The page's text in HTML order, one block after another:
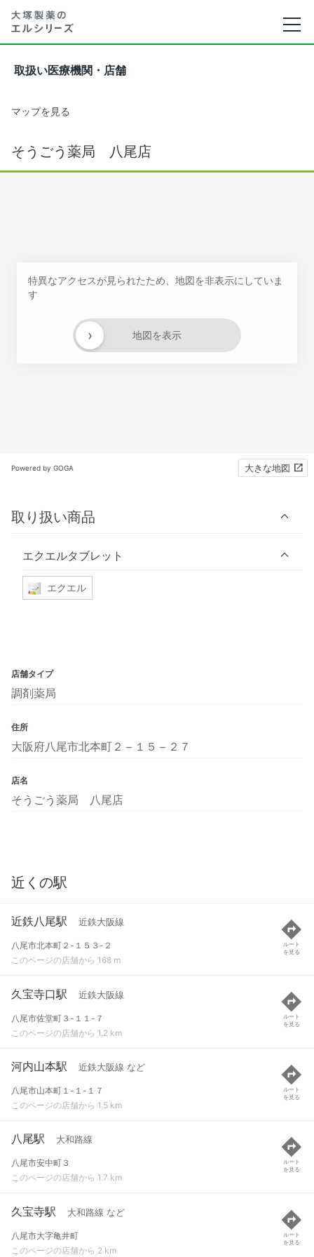
取扱い医療機関・店舗
マップを見る
そうごう薬局 八尾店
特異なアクセスが見られたため、地図を非表示にしていま
す
地図を表示
›
Powered by GOGA 大きな地図
取り扱い商品
エクエルタブレット
エクエル
店舗タイプ
調剤薬局
住所
大阪府八尾市北本町２－１５－２７
店名
そうごう薬局 八尾店
近くの駅
近鉄八尾駅 近鉄大阪線
八尾市北本町２-１５３-２
このページの店舗から 168 m
ルート
を見る
久宝寺口駅 近鉄大阪線
八尾市佐堂町３-１１-７
このページの店舗から 1.2 km
ルート
を見る
河内山本駅 近鉄大阪線 など
八尾市山本町１-１-１７
このページの店舗から 1.5 km
ルート
を見る
八尾駅 大和路線
八尾市安中町３
このページの店舗から 1.7 km
ルート
を見る
久宝寺駅 大和路線 など
八尾市大字亀井町
このページの店舗から 2 km
ルート
を見る